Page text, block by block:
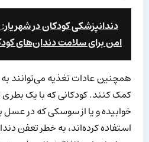
دندانپزشکی کودکان در
امن برای سلامت دندان‌های
همچنین عادات تغذیه می‌توانند
کمک کنند. کودکانی که با یک بطری
خوابیده و یا از سوسکی که در
استفاده کرده‌اند، به خطر تعفن